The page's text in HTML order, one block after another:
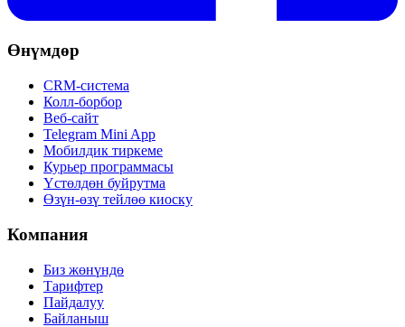
Өнүмдөр
CRM-система
Колл-борбор
Веб-сайт
Telegram Mini App
Мобилдик тиркеме
Курьер программасы
Үстөлдөн буйрутма
Өзүн-өзү тейлөө киоску
Компания
Биз жөнүндө
Тарифтер
Пайдалуу
Байланыш